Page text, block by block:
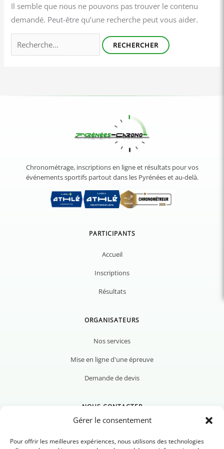
Gérer le consentement
Pour offrir les meilleures expériences, nous utilisons des technologies
Il semble que nous ne pouvons pas trouver le contenu
demandé. Peut-être qu’une recherche peut vous aider.
Chronométrage, inscriptions en ligne et résultats pour vos
événements sportifs partout dans les Pyrénées et au-delà.
PARTICIPANTS
Accueil
Inscriptions
Résultats
ORGANISATEURS
Nos services
Mise en ligne d'une épreuve
Demande de devis
NOUS CONTACTER